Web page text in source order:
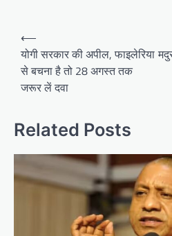
Post
navigation
⟵
योगी सरकार की अपील, फाइलेरिया
से बचना है तो 28 अगस्त तक
जरूर लें दवा
Related Posts